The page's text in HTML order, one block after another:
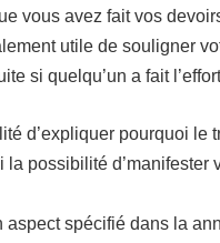
vous avez fait vos
utile de souligner
si quelqu’un a fait
d’expliquer pourquoi
possibilité
spécifié dans la